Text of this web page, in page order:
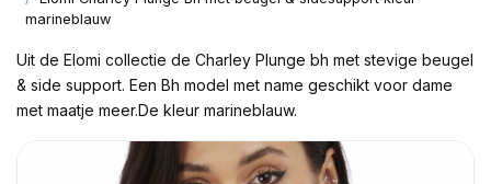
marineblauw
Uit de Elomi collectie de Charley Plunge bh met stevige beugel
& side support. Een Bh model met name geschikt voor dame
met maatje meer.De kleur marineblauw.